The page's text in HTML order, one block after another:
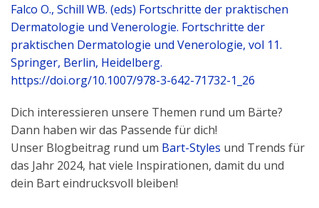
Falco O., Schill WB. (eds) Fortschritte der praktischen
Dermatologie und Venerologie. Fortschritte der
praktischen Dermatologie und Venerologie, vol 11.
Springer, Berlin, Heidelberg.
https://doi.org/10.1007/978-3-642-71732-1_26
Dich interessieren unsere Themen rund um Bärte?
Dann haben wir das Passende für dich!
Unser Blogbeitrag rund um Bart-Styles und Trends für
das Jahr 2024, hat viele Inspirationen, damit du und
dein Bart eindrucksvoll bleiben!